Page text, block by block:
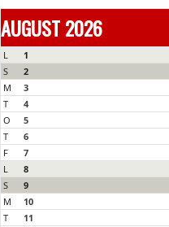
AUGUST 2026
L
1
S
2
M
3
T
4
O
5
T
6
F
7
L
8
S
9
M
10
T
11